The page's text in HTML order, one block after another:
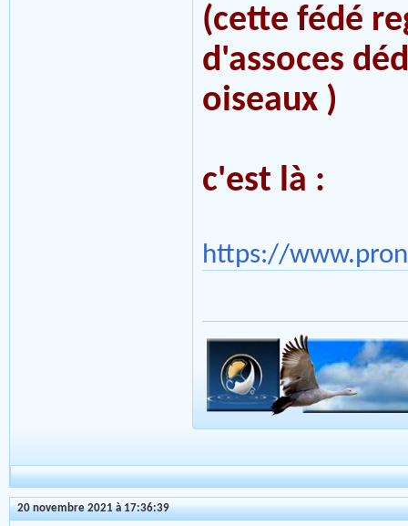
(cette fédé
d'assoces
oiseaux )
c'est là :
https://
20 novembre 2021 à 17:36:39